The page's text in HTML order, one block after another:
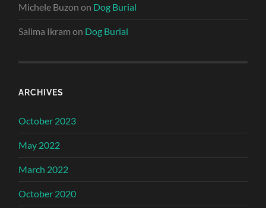
Michele Buzon on Dog Burial
Salima Ikram on Dog Burial
ARCHIVES
October 2023
May 2022
March 2022
October 2020